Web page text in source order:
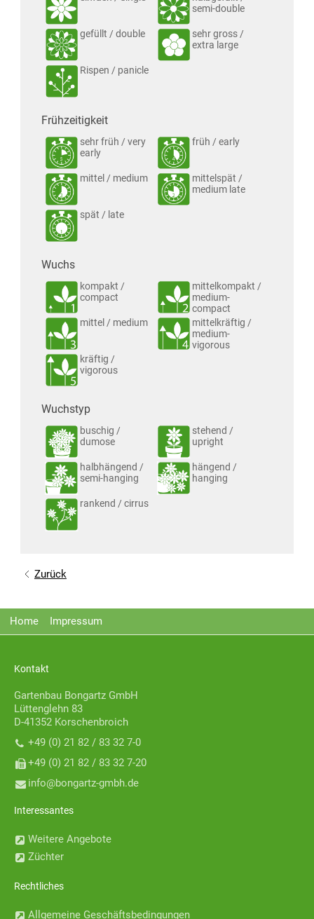
semi-double
gefüllt / double
sehr gross /
extra large
Rispen / panicle
Frühzeitigkeit
sehr früh / very
early
früh / early
mittel / medium
mittelspät /
medium late
spät / late
Wuchs
kompakt /
compact
mittelkompakt /
medium-
compact
mittel / medium
mittelkräftig /
medium-
vigorous
kräftig /
vigorous
Wuchstyp
buschig /
dumose
stehend /
upright
halbhängend /
semi-hanging
hängend /
hanging
rankend / cirrus
Zurück
Home Impressum
Kontakt
Gartenbau Bongartz GmbH
Lüttenglehn 83
D-41352 Korschenbroich
+49 (0) 21 82 / 83 32 7-0
+49 (0) 21 82 / 83 32 7-20
nf
b ng rtz-gmbh d
Interessantes
Weitere Angebote
Züchter
Rechtliches
Allgemeine Geschäftsbedingungen